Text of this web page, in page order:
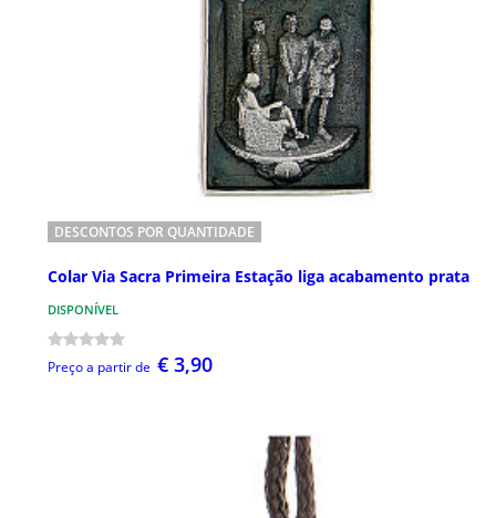
DESCONTOS POR QUANTIDADE
Colar Via Sacra Primeira Estação liga acabamento prata
DISPONÍVEL
Preço a partir de € 3,90